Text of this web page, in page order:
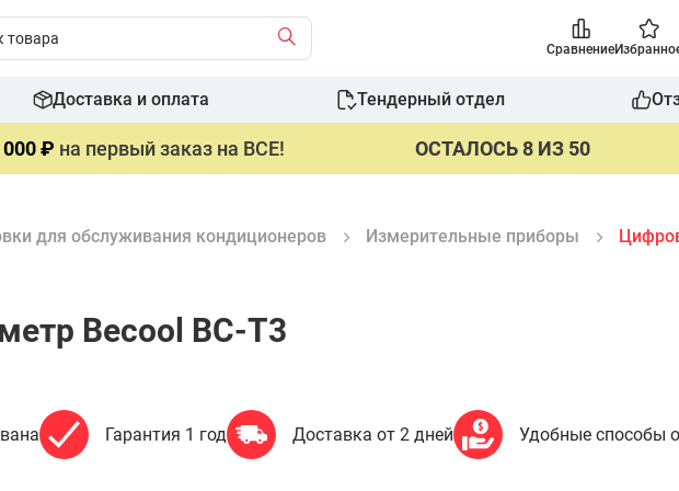
Сравнение
Доставка и оплата Тендерный отдел
₽ на первый заказ на ВСЕ! ОСТАЛОСЬ 8 ИЗ 50
для обслуживания кондиционеров Измерительные приборы
Becool BC-T3
Гарантия 1 год Доставка от 2 дней Удобные способы